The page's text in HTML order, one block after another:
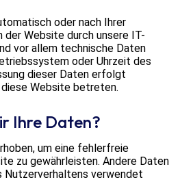
oder nach Ihrer
der Website durch unsere IT-
vor allem technische Daten
oder Uhrzeit des
dieser Daten erfolgt
Website betreten.
Ihre Daten?
um eine fehlerfreie
zu gewährleisten. Andere Daten
Nutzerverhaltens verwendet